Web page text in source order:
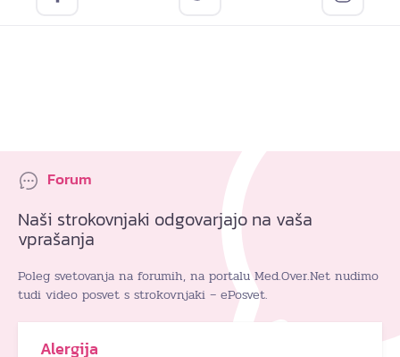
Forum
Naši strokovnjaki odgovarjajo na vaša
vprašanja
Poleg svetovanja na forumih, na portalu Med.Over.Net nudimo
tudi video posvet s strokovnjaki – ePosvet.
Alergija